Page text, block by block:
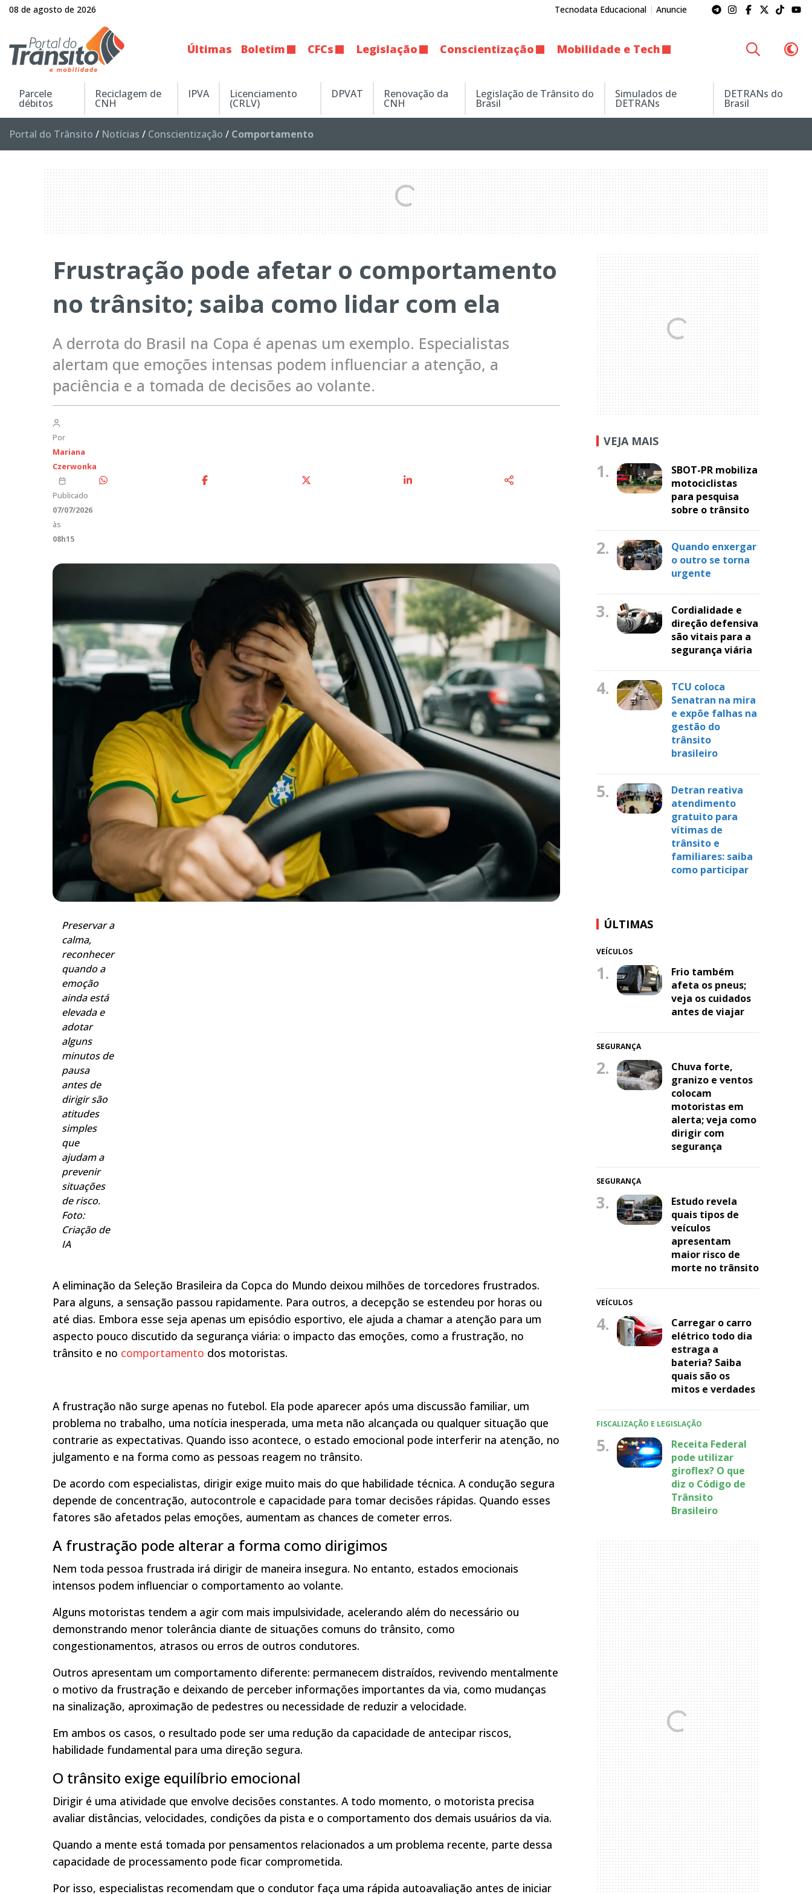
08 de agosto de 2026 Tecnodata Educacional Anuncie
Últimas Boletim CFCs Legislação Conscientização Mobilidade e Tech
Parcele
débitos
Reciclagem de
CNH
IPVA Licenciamento
(CRLV)
DPVAT Renovação da
CNH
Legislação de Trânsito do
Brasil
Simulados de
DETRANs
DETRANs do
Brasil
Portal do Trânsito / Notícias / Conscientização / Comportamento
Frustração pode afetar o comportamento
no trânsito; saiba como lidar com ela
A derrota do Brasil na Copa é apenas um exemplo. Especialistas
alertam que emoções intensas podem influenciar a atenção, a
paciência e a tomada de decisões ao volante.
Por
Mariana
Czerwonka
Publicado
07/07/2026
às
08h15
Preservar a
calma,
reconhecer
quando a
emoção
ainda está
elevada e
adotar
alguns
minutos de
pausa
antes de
dirigir são
atitudes
simples
que
ajudam a
prevenir
situações
de risco.
Foto:
Criação de
IA
A eliminação da Seleção Brasileira da Copca do Mundo deixou milhões de torcedores frustrados.
Para alguns, a sensação passou rapidamente. Para outros, a decepção se estendeu por horas ou
até dias. Embora esse seja apenas um episódio esportivo, ele ajuda a chamar a atenção para um
aspecto pouco discutido da segurança viária: o impacto das emoções, como a frustração, no
trânsito e no comportamento dos motoristas.
A frustração não surge apenas no futebol. Ela pode aparecer após uma discussão familiar, um
problema no trabalho, uma notícia inesperada, uma meta não alcançada ou qualquer situação que
contrarie as expectativas. Quando isso acontece, o estado emocional pode interferir na atenção, no
julgamento e na forma como as pessoas reagem no trânsito.
De acordo com especialistas, dirigir exige muito mais do que habilidade técnica. A condução segura
depende de concentração, autocontrole e capacidade para tomar decisões rápidas. Quando esses
fatores são afetados pelas emoções, aumentam as chances de cometer erros.
A frustração pode alterar a forma como dirigimos
Nem toda pessoa frustrada irá dirigir de maneira insegura. No entanto, estados emocionais
intensos podem influenciar o comportamento ao volante.
Alguns motoristas tendem a agir com mais impulsividade, acelerando além do necessário ou
demonstrando menor tolerância diante de situações comuns do trânsito, como
congestionamentos, atrasos ou erros de outros condutores.
Outros apresentam um comportamento diferente: permanecem distraídos, revivendo mentalmente
o motivo da frustração e deixando de perceber informações importantes da via, como mudanças
na sinalização, aproximação de pedestres ou necessidade de reduzir a velocidade.
Em ambos os casos, o resultado pode ser uma redução da capacidade de antecipar riscos,
habilidade fundamental para uma direção segura.
O trânsito exige equilíbrio emocional
Dirigir é uma atividade que envolve decisões constantes. A todo momento, o motorista precisa
avaliar distâncias, velocidades, condições da pista e o comportamento dos demais usuários da via.
Quando a mente está tomada por pensamentos relacionados a um problema recente, parte dessa
capacidade de processamento pode ficar comprometida.
Por isso, especialistas recomendam que o condutor faça uma rápida autoavaliação antes de iniciar
VEJA MAIS
1.
SBOT-PR mobiliza
motociclistas
para pesquisa
sobre o trânsito
2.
Quando enxergar
o outro se torna
urgente
3.
Cordialidade e
direção defensiva
são vitais para a
segurança viária
4.
TCU coloca
Senatran na mira
e expõe falhas na
gestão do
trânsito
brasileiro
5.
Detran reativa
atendimento
gratuito para
vítimas de
trânsito e
familiares: saiba
como participar
ÚLTIMAS
VEÍCULOS
1.
Frio também
afeta os pneus;
veja os cuidados
antes de viajar
SEGURANÇA
2.
Chuva forte,
granizo e ventos
colocam
motoristas em
alerta; veja como
dirigir com
segurança
SEGURANÇA
3.
Estudo revela
quais tipos de
veículos
apresentam
maior risco de
morte no trânsito
VEÍCULOS
4.
Carregar o carro
elétrico todo dia
estraga a
bateria? Saiba
quais são os
mitos e verdades
FISCALIZAÇÃO E LEGISLAÇÃO
5.
Receita Federal
pode utilizar
giroflex? O que
diz o Código de
Trânsito
Brasileiro